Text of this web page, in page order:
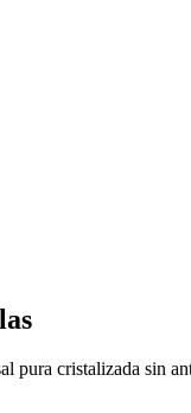
pura cristalizada